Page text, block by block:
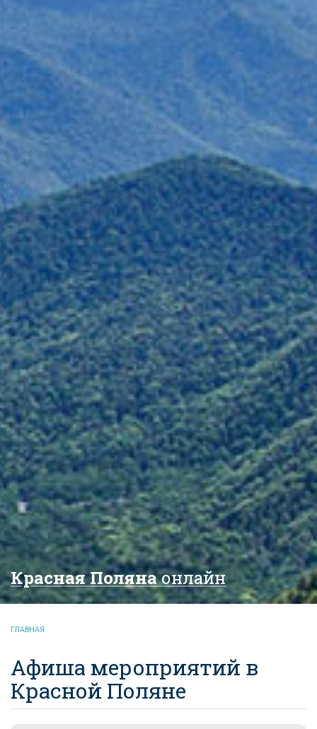
Красная Полянаонлайн
ГЛАВНАЯ
Афиша мероприятий в
Красной Поляне